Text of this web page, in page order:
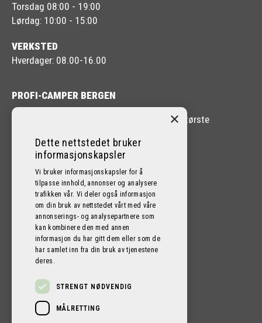
Torsdag 08:00 - 19:00
Lørdag: 10:00 - 15:00
VERKSTED
Hverdager: 08.00-16.00
PROFI-CAMPER BERGEN
Profi-Camper Bergen er en av Vestlandets største
FØLG OSS PÅ SOSIALE MEDIER!
×
Dette nettstedet bruker
informasjonskapsler
Vi bruker informasjonskapsler for å
tilpasse innhold, annonser og analysere
trafikken vår. Vi deler også informasjon
om din bruk av nettstedet vårt med våre
annonserings- og analysepartnere som
kan kombinere den med annen
informasjon du har gitt dem eller som de
har samlet inn fra din bruk av tjenestene
deres.
STRENGT NØDVENDIG
MÅLRETTING